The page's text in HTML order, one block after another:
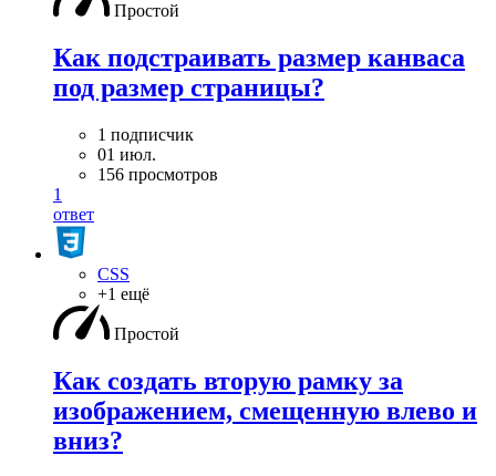
Простой
Как подстраивать размер канваса
под размер страницы?
1 подписчик
01 июл.
156 просмотров
1
ответ
CSS
+1 ещё
Простой
Как создать вторую рамку за
изображением, смещенную влево и
вниз?